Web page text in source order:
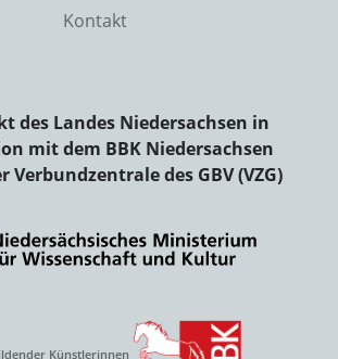
Kontakt
des Landes Niedersachsen in
mit dem BBK Niedersachsen
Verbundzentrale des GBV (VZG)
Künstlerinnen